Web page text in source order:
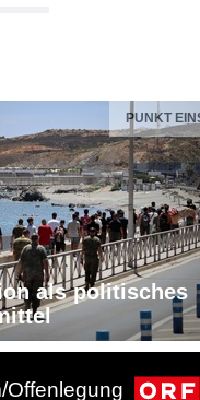
PUNKT
als politisches
Offenlegung